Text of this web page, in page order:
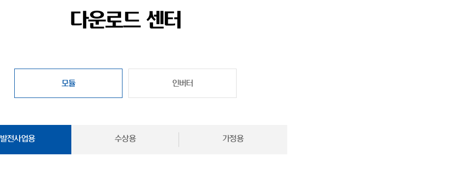
다운로드 센터
모듈 인버터
발전사업용 수상용 가정용